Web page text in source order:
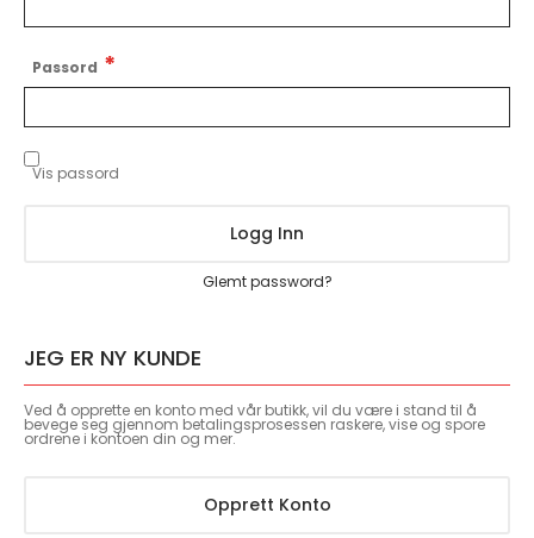
Passord
Vis passord
Logg Inn
Glemt password?
JEG ER NY KUNDE
Ved å opprette en konto med vår butikk, vil du være i stand til å
bevege seg gjennom betalingsprosessen raskere, vise og spore
ordrene i kontoen din og mer.
Opprett Konto